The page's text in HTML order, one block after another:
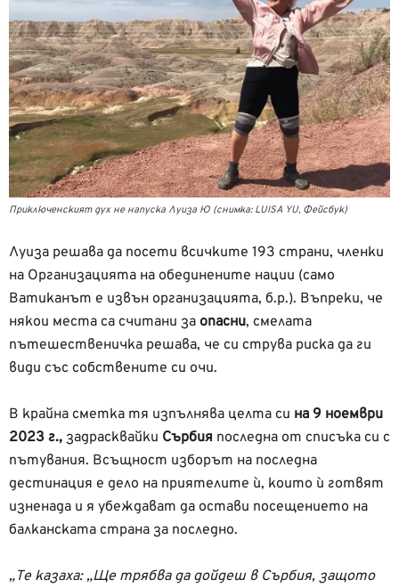
Приключенският дух не напуска Луиза Ю (снимка: LUISA YU, Фейсбук)
Луиза решава да посети всичките 193 страни, членки
на Организацията на обединените нации (само
Ватиканът е извън организацията, б.р.). Въпреки, че
някои места са считани за опасни, смелата
пътешественичка решава, че си струва риска да ги
види със собствените си очи.
В крайна сметка тя изпълнява целта си на 9 ноември
2023 г., задрасквайки Сърбия последна от списъка си с
пътувания. Всъщност изборът на последна
дестинация е дело на приятелите ѝ, които ѝ готвят
изненада и я убеждават да остави посещението на
балканската страна за последно.
„Те казаха: „Ще трябва да дойдеш в Сърбия, защото